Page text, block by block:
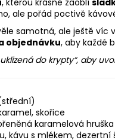
ale pořád poctivě
samotná, ale ještě víc
objednávku, aby každé
do krypty“, aby
skořice
karamelová hruška
kávu s mlékem, dezertní